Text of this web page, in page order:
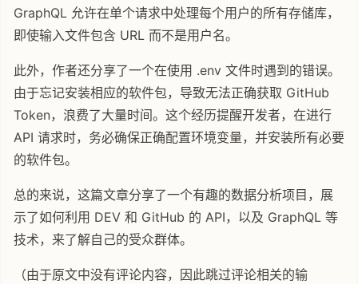
GraphQL 允许在单个请求中处理每个用户的所有存储库，
即使输入文件包含 URL 而不是用户名。
此外，作者还分享了一个在使用 .env 文件时遇到的错误。
由于忘记安装相应的软件包，导致无法正确获取 GitHub
Token，浪费了大量时间。这个经历提醒开发者，在进行
API 请求时，务必确保正确配置环境变量，并安装所有必要
的软件包。
总的来说，这篇文章分享了一个有趣的数据分析项目，展
示了如何利用 DEV 和 GitHub 的 API，以及 GraphQL 等
技术，来了解自己的受众群体。
（由于原文中没有评论内容，因此跳过评论相关的输